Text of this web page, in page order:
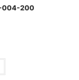
004-200